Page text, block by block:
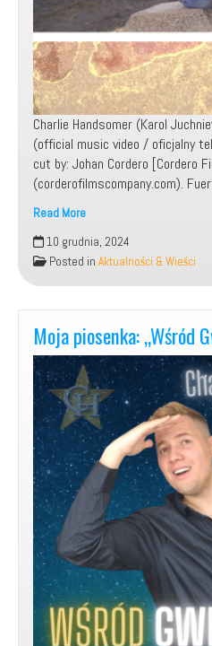
Charlie Handsomer (Karol
(official music video / oficjalny
cut by: Johan Cordero [Cordero
(corderofilmscompany.com).
Read More
Charlie
Handsomer
–
Wśród
Gwiazd
(Official
Music
Video)
10 grudnia, 2024
Posted in Aktualności & Wieści
Moja piosenka: „Wśród